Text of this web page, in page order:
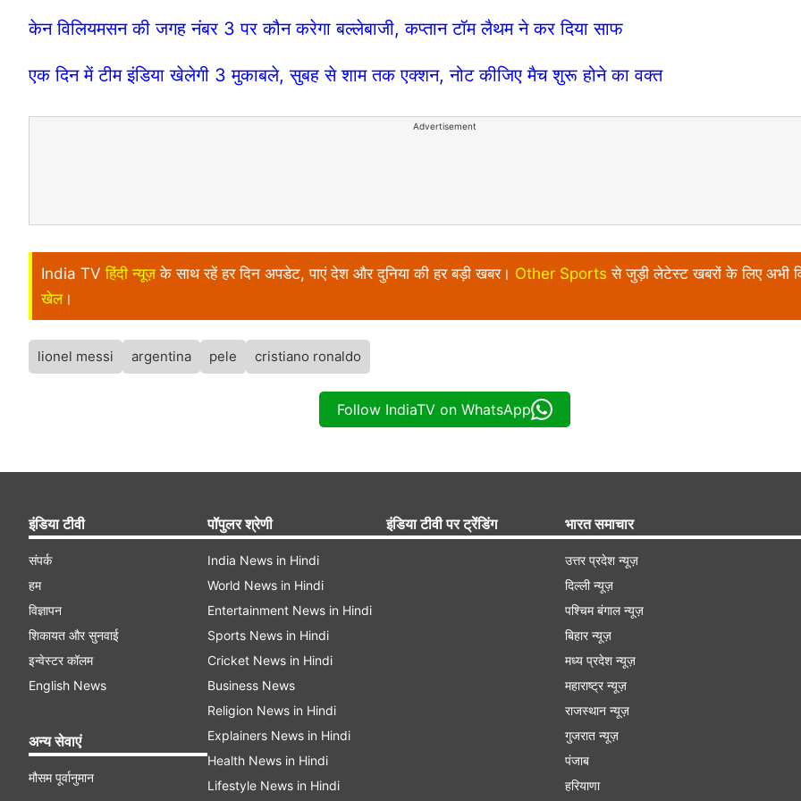
केन विलियमसन की जगह नंबर 3 पर कौन करेगा बल्लेबाजी, कप्तान टॉम लैथम ने कर दिया साफ
एक दिन में टीम इंडिया खेलेगी 3 मुकाबले, सुबह से शाम तक एक्शन, नोट कीजिए मैच शुरू होने का वक्त
Advertisement
India TV हिंदी न्यूज़ के साथ रहें हर दिन अपडेट, पाएं देश और दुनिया की हर बड़ी खबर। Other Sports से जुड़ी लेटेस्ट खबरों के लिए अभी
खेल।
lionel messi argentina pele cristiano ronaldo
Follow IndiaTV on WhatsApp
इंडिया टीवी
संपर्क
हम
विज्ञापन
शिकायत और सुनवाई
इन्वेस्टर कॉलम
English News
अन्य सेवाएं
मौसम पूर्वानुमान
पॉपुलर श्रेणी
India News in Hindi
World News in Hindi
Entertainment News in Hindi
Sports News in Hindi
Cricket News in Hindi
Business News
Religion News in Hindi
Explainers News in Hindi
Health News in Hindi
Lifestyle News in Hindi
इंडिया टीवी पर ट्रेंडिंग भारत समाचार
उत्तर प्रदेश न्यूज़
दिल्ली न्यूज़
पश्चिम बंगाल न्यूज़
बिहार न्यूज़
मध्य प्रदेश न्यूज़
महाराष्ट्र न्यूज़
राजस्थान न्यूज़
गुजरात न्यूज़
पंजाब
हरियाणा